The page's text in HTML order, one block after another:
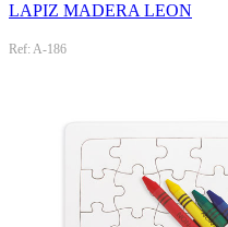
LAPIZ MADERA LEON
Ref: A-186